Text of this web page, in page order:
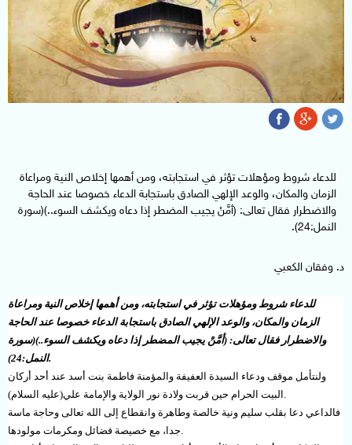
للدعاء شروط ومؤهلات تؤثر في استجابته، ومن أهمها إخلاص النية ومراعاة
الزمان والمكان، والوعد الإلهي الصادق باستجابة الدعاء خصوصا عند الحاجة
والاضطرار فقال تعالى: (أمَّنْ يجيب المضطر إذا دعاه ويكشف السوء..)(سورة
النمل:24).
د. وفقان الكعبي
للدعاء شروط ومؤهلات تؤثر في استجابته، ومن أهمها إخلاص النية ومراعاة
الزمان والمكان، والوعد الإلهي الصادق باستجابة الدعاء خصوصا عند الحاجة
والاضطرار فقال تعالى: (أمَّنْ يجيب المضطر إذا دعاه ويكشف السوء..)(سورة
النمل:24).
ولنتأمل موقف ودعاء السيدة العفيفة والمؤمنة فاطمة بنت أسد عند أحد أركان
البيت الحرام حين قربت ولادة نور الولاية والإمامة علي(عليه السلام) .
فالداعي دعا بقلب سليم ونية خالصة وطاهرة وانقطاع إلى الله تعالى وحاجة ماسة
جدا، مع خصيصة فضائل ومكرمات مولودها.